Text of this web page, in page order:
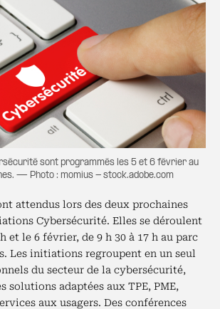
sont programmés les 5 et 6 février au
— Photo : momius - stock.adobe.com
attendus lors des deux prochaines
Cybersécurité. Elles se déroulent
et le 6 février, de 9 h 30 à 17 h au parc
Les initiations regroupent en un seul
du secteur de la cybersécurité,
solutions adaptées aux TPE, PME,
aux usagers. Des conférences